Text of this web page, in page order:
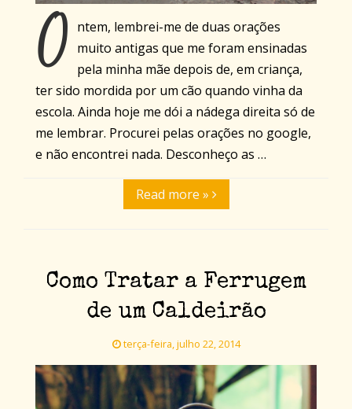
O ntem, lembrei-me de duas orações
muito antigas que me foram ensinadas
pela minha mãe depois de, em criança,
ter sido mordida por um cão quando vinha da
escola. Ainda hoje me dói a nádega direita só de
me lembrar. Procurei pelas orações no google,
e não encontrei nada. Desconheço as …
Read more »
Como Tratar a Ferrugem
de um Caldeirão
terça-feira, julho 22, 2014